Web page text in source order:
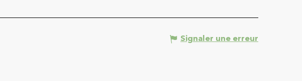
Signaler une erreur